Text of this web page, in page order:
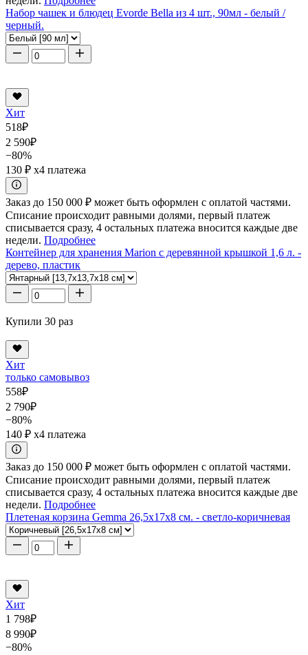
Набор чашек и блюдец Evorde Bella из 4 шт., 90мл - белый /
черный.
Хит
518₽
2 590₽
−80%
130 ₽ x4 платежа
Заказ до 150 000 ₽ может быть оформлен с оплатой частями.
Списание происходит равными долями, первый платеж
списывается сразу, 4 остальных платежа вносится каждые две
недели. Подробнее
Контейнер для хранения Marion с деревянной крышкой 1,6 л. -
дерево, пластик
Купили 30 раз
Хит
только самовывоз
558₽
2 790₽
−80%
140 ₽ x4 платежа
Заказ до 150 000 ₽ может быть оформлен с оплатой частями.
Списание происходит равными долями, первый платеж
списывается сразу, 4 остальных платежа вносится каждые две
недели. Подробнее
Плетеная корзина Gemma 26,5x17x8 см. - светло-коричневая
Хит
1 798₽
8 990₽
−80%